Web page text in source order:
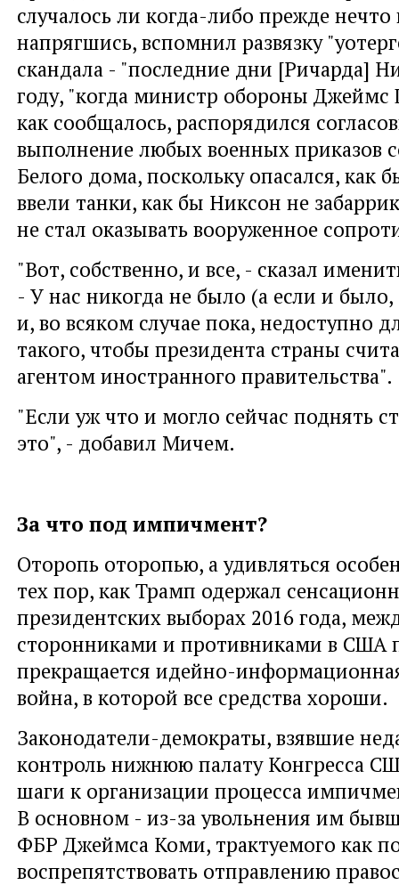
случалось ли когда-либо прежде
напрягшись, вспомнил развязку
скандала - "последние дни [Ричарда]
году, "когда министр обороны
как сообщалось, распорядился
выполнение любых военных приказов
Белого дома, поскольку опасался, как
ввели танки, как бы Никсон не
не стал оказывать вооруженное
"Вот, собственно, и все, - сказал
- У нас никогда не было (а если и было,
и, во всяком случае пока, недоступно
такого, чтобы президента страны
агентом иностранного правительства".
"Если уж что и могло сейчас поднять
это", - добавил Мичем.
За что под импичмент?
Оторопь оторопью, а удивляться
тех пор, как Трамп одержал
президентских выборах 2016 года,
сторонниками и противниками в США
прекращается идейно-
война, в которой все средства хороши.
Законодатели-демократы, взявшие
контроль нижнюю палату Конгресса
шаги к организации процесса
В основном - из-за увольнения им
ФБР Джеймса Коми, трактуемого как
воспрепятствовать отправлению